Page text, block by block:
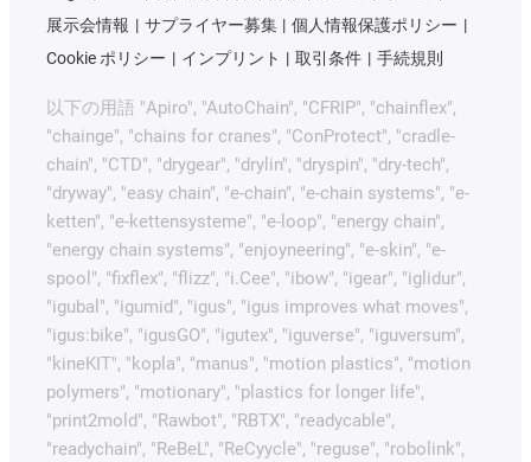
展示会情報
サプライヤー募集
個人情報保護ポリシー
Cookie ポリシー
インプリント 取引条件 手続規則
以下の用語 "Apiro", "AutoChain", "CFRIP", "chainflex",
"chainge", "chains for cranes", "ConProtect", "cradle-
chain", "CTD", "drygear", "drylin", "dryspin", "dry-tech",
"dryway", "easy chain", "e-chain", "e-chain systems", "e-
ketten", "e-kettensysteme", "e-loop", "energy chain",
"energy chain systems", "enjoyneering", "e-skin", "e-
spool", "fixflex", "flizz", "i.Cee", "ibow", "igear", "iglidur",
"igubal", "igumid", "igus", "igus improves what moves",
"igus:bike", "igusGO", "igutex", "iguverse", "iguversum",
"kineKIT", "kopla", "manus", "motion plastics", "motion
polymers", "motionary", "plastics for longer life",
"print2mold", "Rawbot", "RBTX", "readycable",
"readychain", "ReBeL", "ReCyycle", "reguse", "robolink",